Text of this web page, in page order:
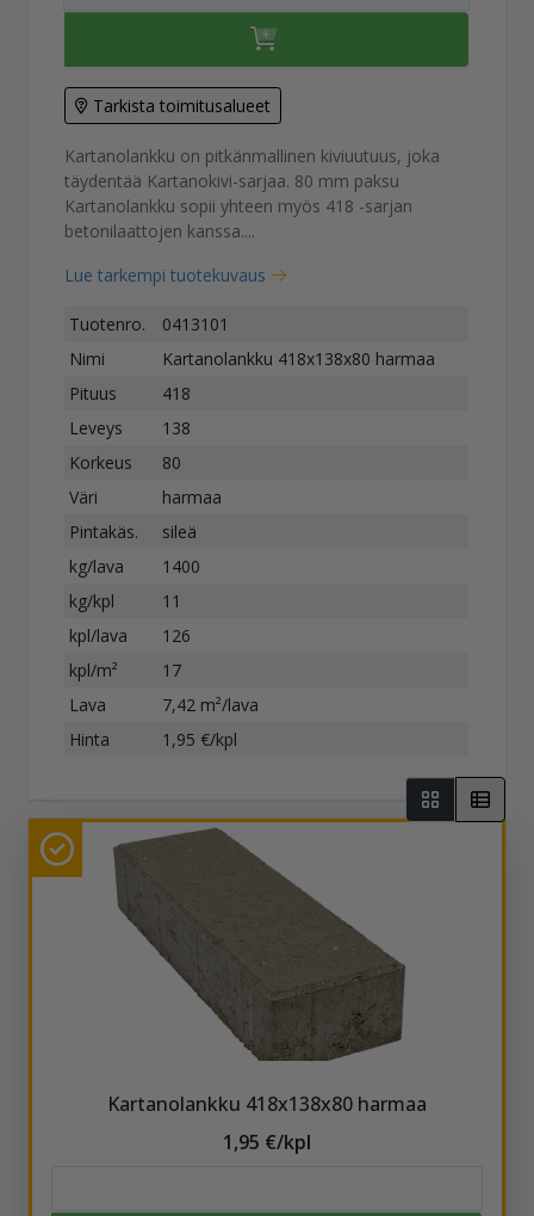
Tarkista toimitusalueet
Kartanolankku on pitkänmallinen kiviuutuus, joka
täydentää Kartanokivi-sarjaa. 80 mm paksu
Kartanolankku sopii yhteen myös 418 -sarjan
betonilaattojen kanssa....
Lue tarkempi tuotekuvaus
Tuotenro.
0413101
Nimi
Kartanolankku 418x138x80 harmaa
Pituus
418
Leveys
138
Korkeus
80
Väri
harmaa
Pintakäs.
sileä
kg/lava
1400
kg/kpl
11
kpl/lava
126
kpl/m²
17
Lava
7,42 m²/lava
Hinta
1,95 €/kpl
Kartanolankku 418x138x80 harmaa
1,95 €/kpl